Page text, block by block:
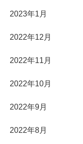
2023年1月
2022年12月
2022年11月
2022年10月
2022年9月
2022年8月